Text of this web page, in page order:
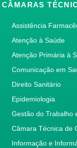
CÂMARAS
Assistência
Atenção à Saúde
Atenção Primária à
Comunicação em
Direito Sanitário
Epidemiologia
Gestão do Trabalho
Câmara Técnica de
Informação e